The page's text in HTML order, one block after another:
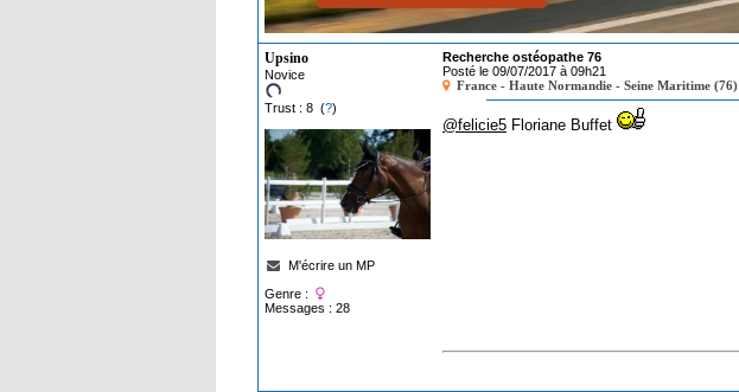
Upsino
Novice
Trust : 8 (?)
M'écrire un MP
Genre :
Messages : 28
Recherche ostéopathe 76
Posté le 09/07/2017 à 09h21
France - Haute Normandie - Seine Maritime (76)
@felicie5 Floriane Buffet